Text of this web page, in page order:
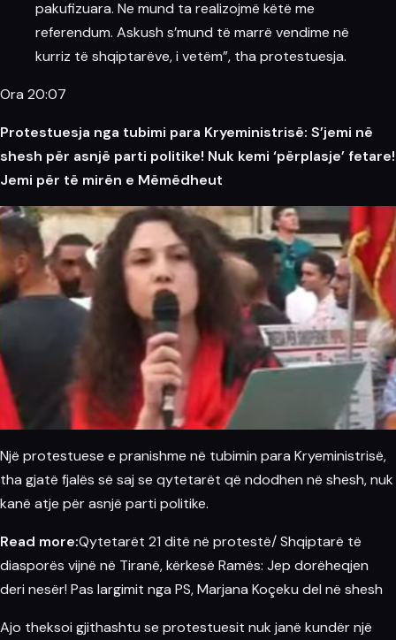
pakufizuara. Ne mund ta realizojmë këtë me
referendum. Askush s’mund të marrë vendime në
kurriz të shqiptarëve, i vetëm”, tha protestuesja.
Ora 20:07
Protestuesja nga tubimi para Kryeministrisë: S’jemi në
shesh për asnjë parti politike! Nuk kemi ‘përplasje’ fetare!
Jemi për të mirën e Mëmëdheut
Një protestuese e pranishme në tubimin para Kryeministrisë,
tha gjatë fjalës së saj se qytetarët që ndodhen në shesh, nuk
kanë atje për asnjë parti politike.
Read more:Qytetarët 21 ditë në protestë/ Shqiptarë të
diasporës vijnë në Tiranë, kërkesë Ramës: Jep dorëheqjen
deri nesër! Pas largimit nga PS, Marjana Koçeku del në shesh
Ajo theksoi gjithashtu se protestuesit nuk janë kundër një